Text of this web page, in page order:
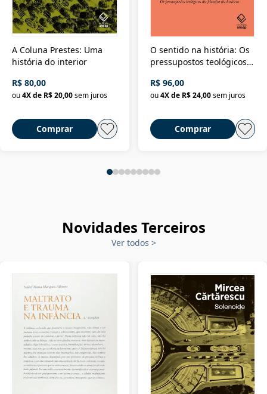
A Coluna Prestes: Uma
história do interior
R$ 80,00
ou4X de R$ 20,00sem juros
Comprar
O sentido na história: Os
pressupostos teológicos
R$ 96,00
ou 4X de R$ 24,00 sem juros
Comprar
Novidades Terceiros
Ver todos >